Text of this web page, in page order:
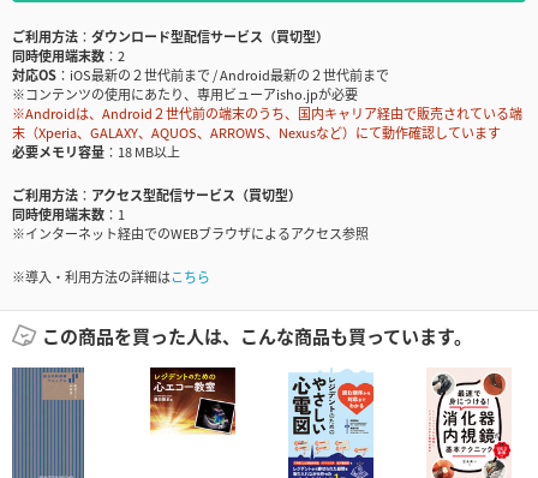
ご利用方法
ダウンロード型配信サービス（買切型）
同時使用端末数
2
対応OS
iOS最新の２世代前まで / Android最新の２世代前まで
※コンテンツの使用にあたり、専用ビューアisho.jpが必要
※Androidは、Android２世代前の端末のうち、国内キャリア経由で販売されている端
末（Xperia、GALAXY、AQUOS、ARROWS、Nexusなど）にて動作確認しています
必要メモリ容量
18 MB以上
ご利用方法
アクセス型配信サービス（買切型）
同時使用端末数
1
※インターネット経由でのWEBブラウザによるアクセス参照
※導入・利用方法の詳細はこちら
この商品を買った人は、こんな商品も買っています。